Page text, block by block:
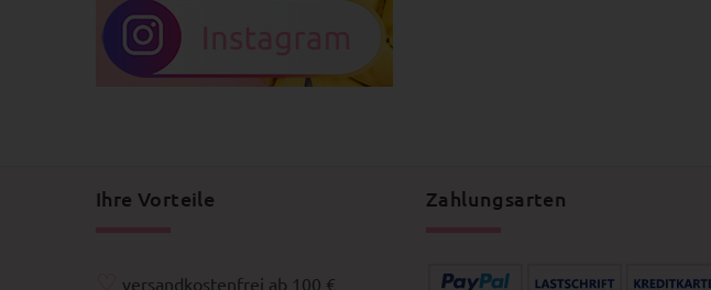
Ihre Vorteile
versandkostenfrei ab 100 €
Zahlungsarten